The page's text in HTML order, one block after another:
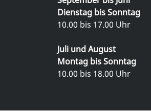
Dienstag bis Sonntag
10.00 bis 17.00 Uhr
Juli und August
Montag bis Sonntag
10.00 bis 18.00 Uhr